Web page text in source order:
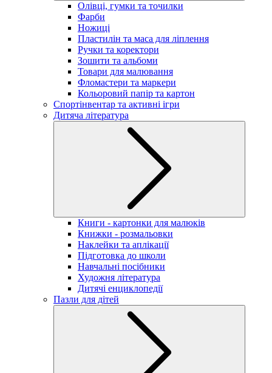
Олівці, гумки та точилки
Фарби
Ножиці
Пластилін та маса для ліплення
Ручки та коректори
Зошити та альбоми
Товари для малювання
Фломастери та маркери
Кольоровий папір та картон
Спортінвентар та активні ігри
Дитяча література
Книги - картонки для малюків
Книжки - розмальовки
Наклейки та аплікації
Підготовка до школи
Навчальні посібники
Художня література
Дитячі енциклопедії
Пазли для дітей